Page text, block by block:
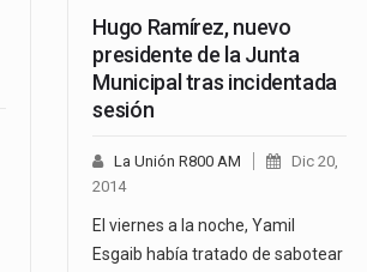
Hugo Ramírez, nuevo
presidente de la Junta
Municipal tras incidentada
sesión
La Unión R800 AM
Dic 20,
2014
El viernes a la noche, Yamil
Esgaib había tratado de sabotear